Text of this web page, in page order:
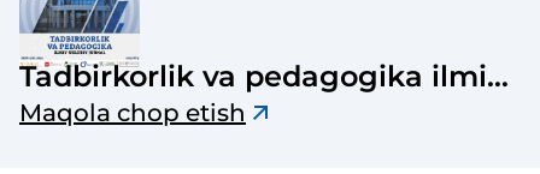
Tadbirkorlik va pedagogika ilmiy-
uslubiy jurnali
Maqola chop etish